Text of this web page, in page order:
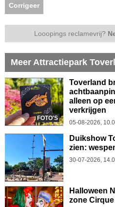
Corrigeer
Looopings reclamevrij?
Meer Attractiepark
FOTO'S
Toverland
alleen op
verkrijgen
05-08-2026,
Duikshow
zien:
30-07-2026,
Halloween
zone